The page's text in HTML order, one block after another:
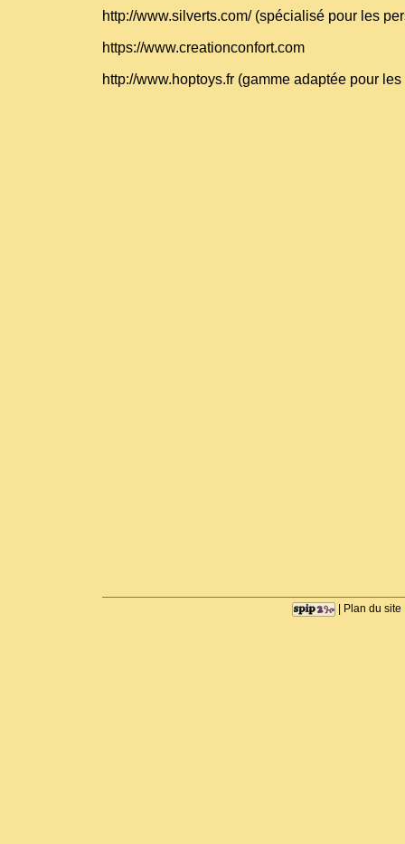
http://www.silverts.com/(spécialisé pour les
https://www.creationconfort.com
http://www.hoptoys.fr (gamme adaptée pour les
Plan du site